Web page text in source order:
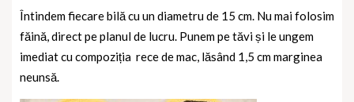
Întindem fiecare bilă cu un diametru de 15 cm. Nu mai folosim
făină, direct pe planul de lucru. Punem pe tăvi și le ungem
imediat cu compoziția rece de mac, lăsând 1,5 cm marginea
neunsă.